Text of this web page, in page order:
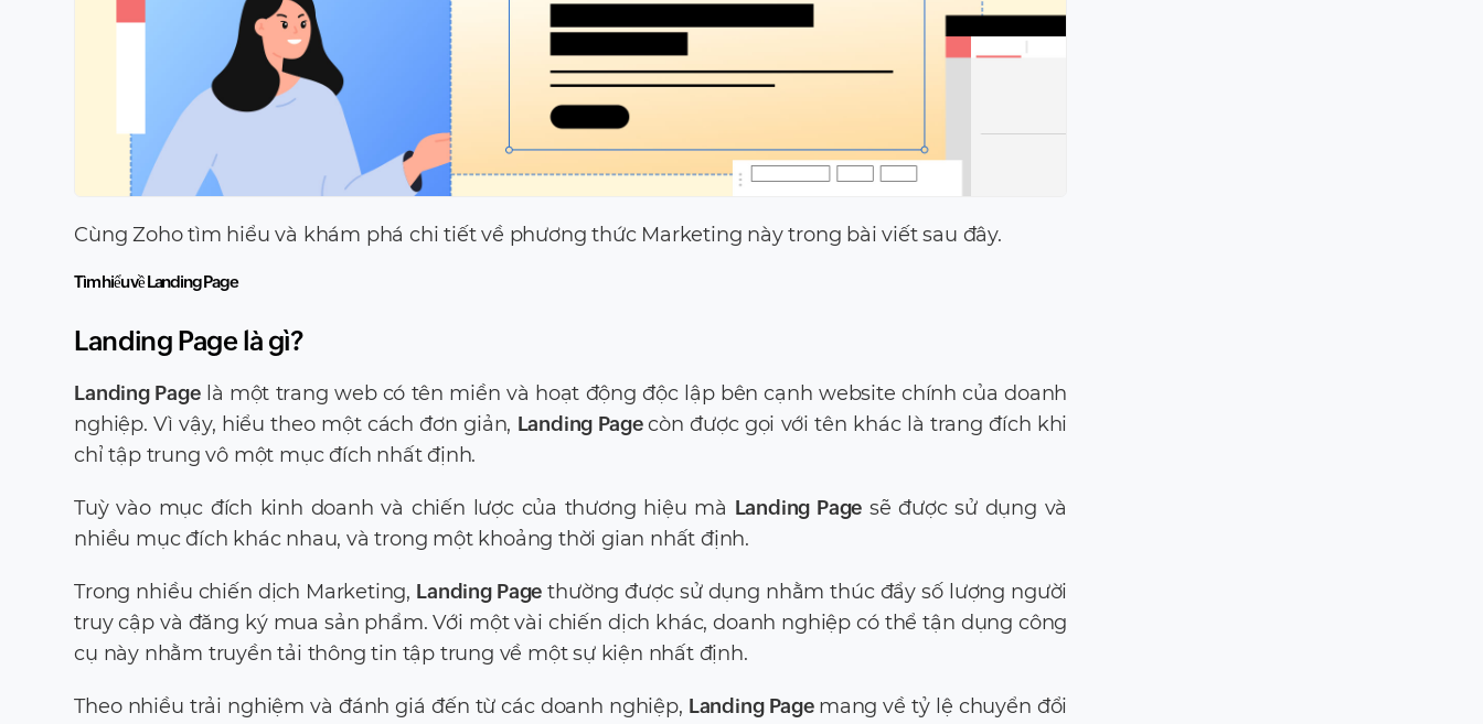
Cùng Zoho tìm hiểu và khám phá chi tiết về phương thức Marketing này trong bài viết sau đây.
Tìm hiểu về Landing Page
Landing Page là gì?
Landing Pagelà một trang web có tên miền và hoạt động độc lập bên cạnh website chính của doanh
nghiệp. Vì vậy, hiểu theo một cách đơn giản, Landing Pagecòn được gọi với tên khác là trang đích khi
chỉ tập trung vô một mục đích nhất định.
Tuỳ vào mục đích kinh doanh và chiến lược của thương hiệu mà Landing Page sẽ được sử dụng và
nhiều mục đích khác nhau, và trong một khoảng thời gian nhất định.
Trong nhiều chiến dịch Marketing, Landing Page thường được sử dụng nhằm thúc đẩy số lượng người
truy cập và đăng ký mua sản phẩm. Với một vài chiến dịch khác, doanh nghiệp có thể tận dụng công
cụ này nhằm truyền tải thông tin tập trung về một sự kiện nhất định.
Theo nhiều trải nghiệm và đánh giá đến từ các doanh nghiệp, Landing Page mang về tỷ lệ chuyển đổi